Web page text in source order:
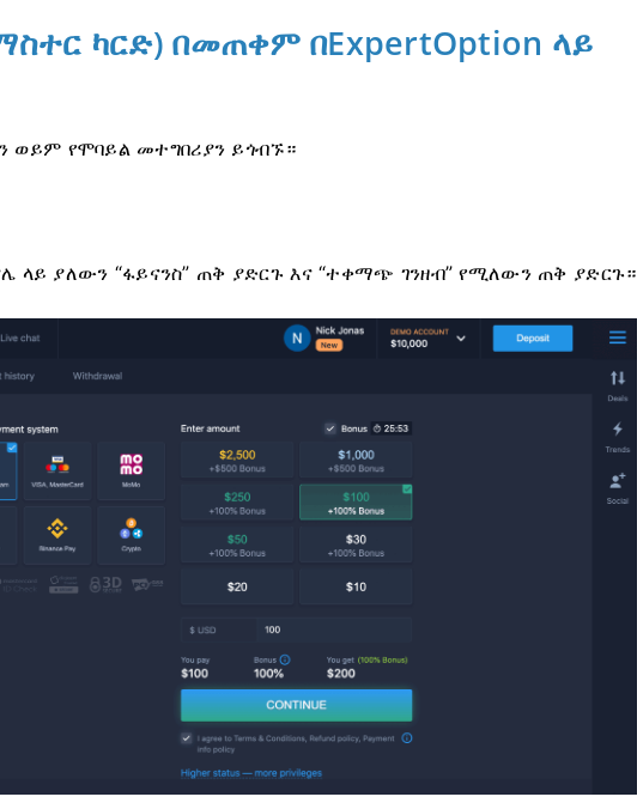
ካርድ) በመጠቀም በExpertOption ላይ
ወይም የሞባይል መተግበሪያን ይጎብኙ።
ላይ ያለውን “ፋይናንስ” ጠቅ ያድርጉ እና “ተቀማጭ ገንዘብ” የሚለውን ጠቅ ያድርጉ።